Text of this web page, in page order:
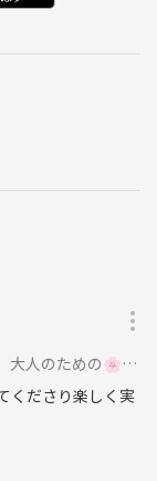
🩰サークル（東京／大塚)に参加
くださり楽しく実